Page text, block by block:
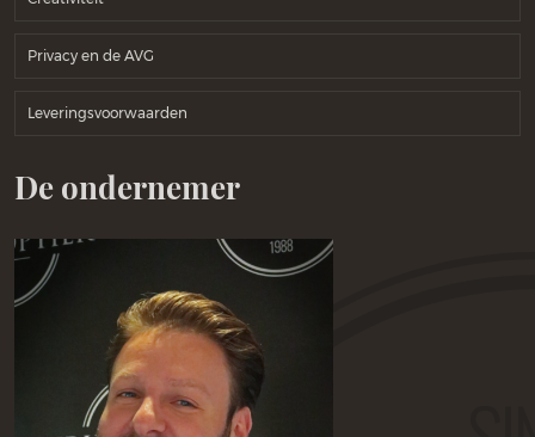
Privacy en de AVG
Leveringsvoorwaarden
De ondernemer